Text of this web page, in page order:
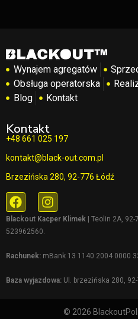
Wynajem agregatów
Obsługa operatorska
Blog
Kontakt
Kontakt
+48 661 025 197
kontakt@black-out.com.pl
Brzezińska 280, 92-776 Łódź
Blackout Kacper Klimek | Teolin 2A, 92-
523962560.
Rachunek: mBank 13 1140 2004 0000
Baza wyjazdowa: Ul. brzezińska 280,
© 2026 Blackout